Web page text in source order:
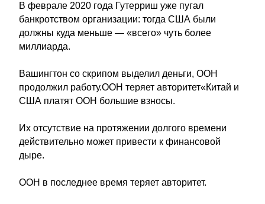
В феврале 2020 года Гутерриш уже пугал
банкротством организации: тогда США были
должны куда меньше — «всего» чуть более
миллиарда.
Вашингтон со скрипом выделил деньги, ООН
продолжил работу.ООН теряет авторитет«Китай и
США платят ООН большие взносы.
Их отсутствие на протяжении долгого времени
действительно может привести к финансовой
дыре.
ООН в последнее время теряет авторитет.